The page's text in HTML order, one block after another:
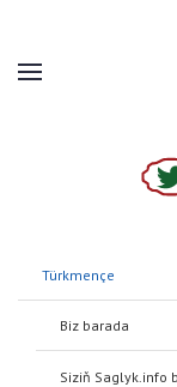
Türkmençe
Biz barada
Siziň Saglyk.info